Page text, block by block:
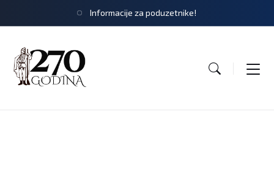
Informacije za poduzetnike!